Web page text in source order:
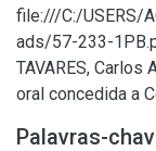
file:///C:/USERS/
ads/57-233-
TAVARES, Carlos
oral concedida a
Palavras-